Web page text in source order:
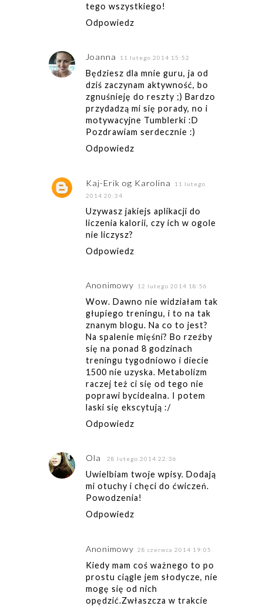
tego wszystkiego!
Odpowiedz
Joanna 11 lutego 2014 15:52
Będziesz dla mnie guru, ja od
dziś zaczynam aktywność, bo
zgnuśnieję do reszty ;) Bardzo
przydadzą mi się porady, no i
motywacyjne Tumblerki :D
Pozdrawiam serdecznie :)
Odpowiedz
Kaj-Erik og Karolina
11 lutego
2014 20:34
Uzywasz jakiejs aplikacji do
liczenia kalorii, czy ich w ogole
nie liczysz?
Odpowiedz
Anonimowy 12 lutego 2014 18:56
Wow. Dawno nie widziałam tak
głupiego treningu, i to na tak
znanym blogu. Na co to jest?
Na spalenie mięśni? Bo rzeźby
się na ponad 8 godzinach
treningu tygodniowo i diecie
1500 nie uzyska. Metabolizm
raczej też ci się od tego nie
poprawi bycidealna. I potem
laski się ekscytują :/
Odpowiedz
Ola 28 lutego 2014 22:36
Uwielbiam twoje wpisy. Dodają
mi otuchy i chęci do ćwiczeń.
Powodzenia!
Odpowiedz
Anonimowy 28 czerwca 2014 19:05
Kiedy mam coś ważnego to po
prostu ciągle jem słodycze, nie
mogę się od nich
opędzić.Zwłaszcza w trakcie